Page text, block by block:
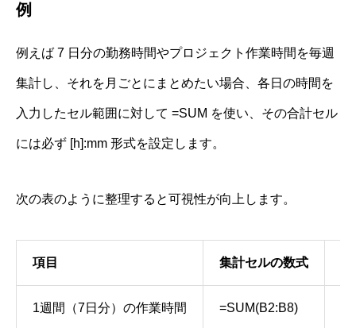
例
例えば 7 日分の勤務時間やプロジェクト作業時間を毎週
集計し、それを月ごとにまとめたい場合、各日の時間を
入力したセル範囲に対して =SUM を使い、その合計セル
には必ず [h]:mm 形式を設定します。
次の表のように整理すると可視性が向上します。
項目 集計セルの数式
1週間（7日分）の作業時間 =SUM(B2:B8)